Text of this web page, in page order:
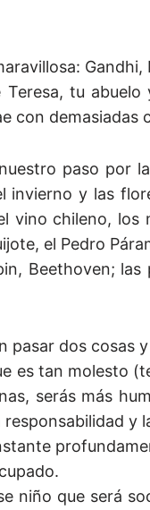
Gandhi,
tu
con
paso por
invierno y las
vino chileno,
el Pedro
Beethoven;
pasar dos cosas
es tan molesto
serás más
y
niño que será